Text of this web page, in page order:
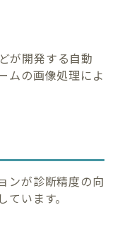
が開発する自動
ムの画像処理によ
ンが診断精度の向
います。